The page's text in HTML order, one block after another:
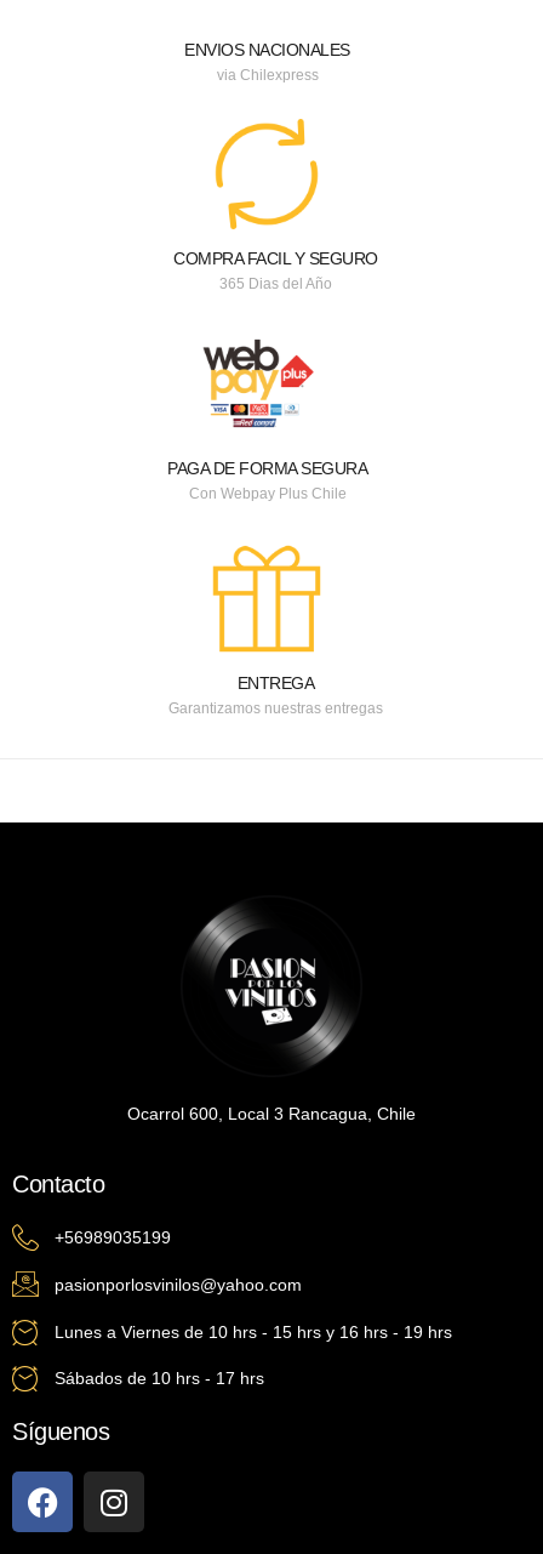
ENVIOS NACIONALES
via Chilexpress
COMPRA FACIL Y SEGURO
365 Dias del Año
PAGA DE FORMA SEGURA
Con Webpay Plus Chile
ENTREGA
Garantizamos nuestras entregas
Ocarrol 600, Local 3 Rancagua, Chile
Contacto
+56989035199
pasionporlosvinilos@yahoo.com
Lunes a Viernes de 10 hrs - 15 hrs y 16 hrs - 19 hrs
Sábados de 10 hrs - 17 hrs
Síguenos